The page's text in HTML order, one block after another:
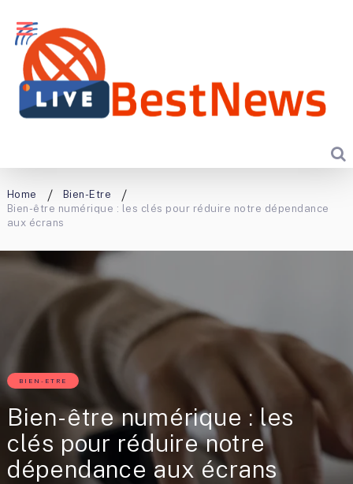
Home
Bien-Etre
Bien-être numérique : les clés pour réduire notre dépendance
aux écrans
BIEN-ETRE
Bien-être numérique : les
clés pour réduire notre
dépendance aux écrans